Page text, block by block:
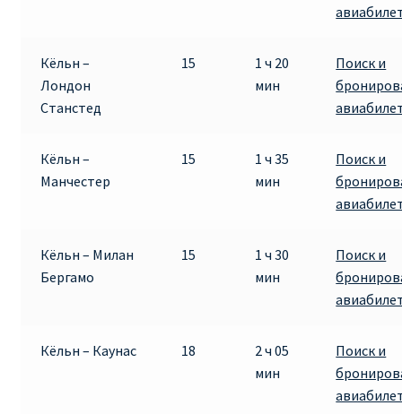
Кёльн –
Лондон
Станстед
15
1 ч 20
мин
Поиск и
Кёльн –
Манчестер
15
1 ч 35
мин
Поиск и
Кёльн – Милан
Бергамо
15
1 ч 30
мин
Поиск и
Кёльн – Каунас 18
2 ч 05
мин
Поиск и